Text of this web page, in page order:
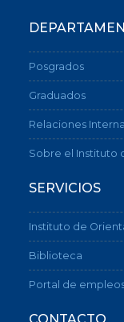
Posgrados
Graduados
Relaciones
Sobre el Instituto
SERVICIOS
Instituto de
Biblioteca
Portal de